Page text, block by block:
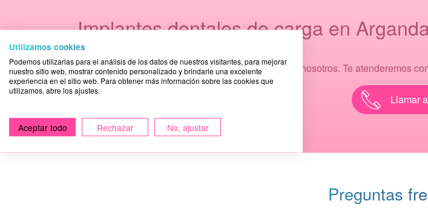
Implantes dentales de carga en
No dudes en contactar con nosotros. Te atenderemos
Llamar
Preguntas
Utilizamos cookies
Podemos utilizarlas para el análisis de los datos de nuestros visitantes, para mejorar
nuestro sitio web, mostrar contenido personalizado y brindarle una excelente
experiencia en el sitio web. Para obtener más información sobre las cookies que
utilizamos, abre los ajustes.
Aceptar todo Rechazar No, ajustar